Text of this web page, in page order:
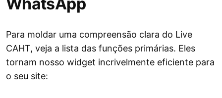
WhatsApp
Para moldar uma compreensão clara do Live
CAHT, veja a lista das funções primárias. Eles
tornam nosso widget incrivelmente eficiente para
o seu site: